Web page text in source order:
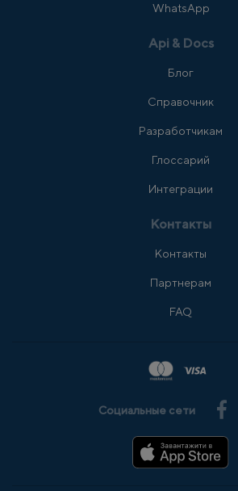
WhatsApp
Api & Docs
Блог
Справочник
Разработчикам
Глоссарий
Интеграции
Контакты
Контакты
Партнерам
FAQ
Социальные сети